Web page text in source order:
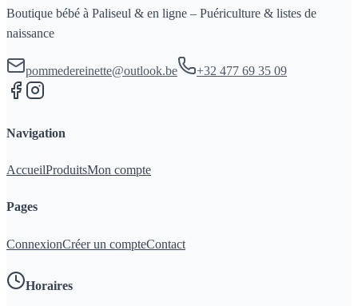
Boutique bébé à Paliseul & en ligne – Puériculture & listes de
naissance
pommedereinette@outlook.be +32 477 69 35 09
Navigation
AccueilProduitsMon compte
Pages
ConnexionCréer un compteContact
Horaires